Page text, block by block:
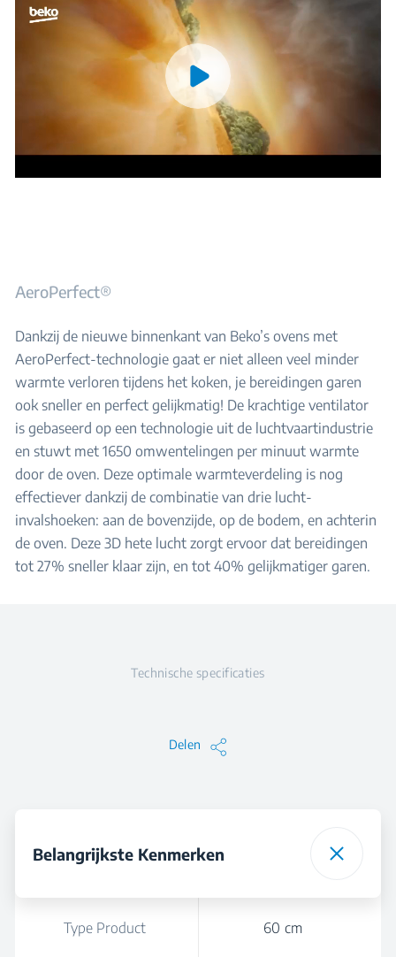
AeroPerfect®
Dankzij de nieuwe binnenkant van Beko’s ovens met
AeroPerfect-technologie gaat er niet alleen veel minder
warmte verloren tijdens het koken, je bereidingen garen
ook sneller en perfect gelijkmatig! De krachtige ventilator
is gebaseerd op een technologie uit de luchtvaartindustrie
en stuwt met 1650 omwentelingen per minuut warmte
door de oven. Deze optimale warmteverdeling is nog
effectiever dankzij de combinatie van drie lucht-
invalshoeken: aan de bovenzijde, op de bodem, en achterin
de oven. Deze 3D hete lucht zorgt ervoor dat bereidingen
tot 27% sneller klaar zijn, en tot 40% gelijkmatiger garen.
Technische specificaties
Delen
Belangrijkste Kenmerken
Type Product 60 cm